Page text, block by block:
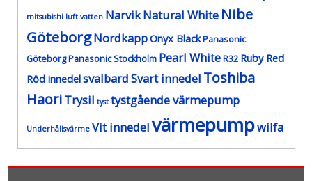
mitsubishi luft vatten NarvikNatural White Nibe
GöteborgNordkappOnyx BlackPanasonic
GöteborgPanasonic Stockholm Pearl WhiteR32 Ruby Red
Röd innedelsvalbardSvart innedel Toshiba
HaoriTrysil tyst tystgående värmepump
Underhållsvärme Vit innedelvärmepumpwilfa